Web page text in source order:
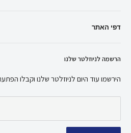
מוצרינו עומדים בסטנדרטים הגבוהים
דפי האתר
אמנת שירות
תקנון האתר
צור קשר
מדיניות החזרות והחלפות
הרשמה לניוזלטר שלנו
הירשמו עוד היום לניוזלטר שלנו וקבלו